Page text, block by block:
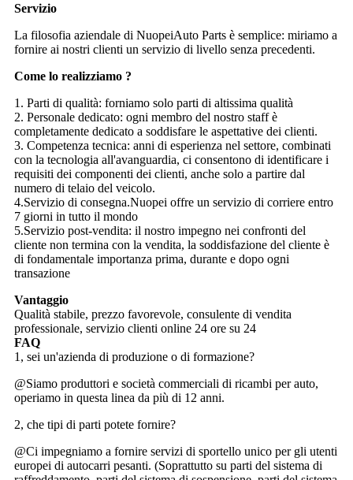
Servizio
La filosofia aziendale di NuopeiAuto Parts è semplice: miriamo a
fornire ai nostri clienti un servizio di livello senza precedenti.
Come lo realizziamo ?
1. Parti di qualità: forniamo solo parti di altissima qualità
2. Personale dedicato: ogni membro del nostro staff è
completamente dedicato a soddisfare le aspettative dei clienti.
3. Competenza tecnica: anni di esperienza nel settore, combinati
con la tecnologia all'avanguardia, ci consentono di identificare i
requisiti dei componenti dei clienti, anche solo a partire dal
numero di telaio del veicolo.
4.Servizio di consegna.Nuopei offre un servizio di corriere entro
7 giorni in tutto il mondo
5.Servizio post-vendita: il nostro impegno nei confronti del
cliente non termina con la vendita, la soddisfazione del cliente è
di fondamentale importanza prima, durante e dopo ogni
transazione
Vantaggio
Qualità stabile, prezzo favorevole, consulente di vendita
professionale, servizio clienti online 24 ore su 24
FAQ
1, sei un'azienda di produzione o di formazione?
@Siamo produttori e società commerciali di ricambi per auto,
operiamo in questa linea da più di 12 anni.
2, che tipi di parti potete fornire?
@Ci impegniamo a fornire servizi di sportello unico per gli utenti
europei di autocarri pesanti. (Soprattutto su parti del sistema di